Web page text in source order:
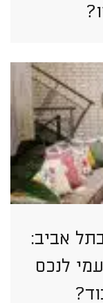
אביב:
לנכס